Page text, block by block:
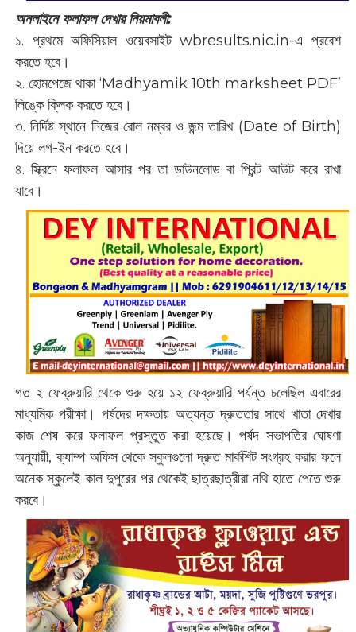
অনলাইনে ফলাফল দেখার নিয়মাবলী:
১. প্রথমে অফিসিয়াল ওয়েবসাইট wbresults.nic.in-এ প্রবেশ
করতে হবে।
২. হোমপেজে থাকা ‘Madhyamik 10th marksheet PDF’
লিঙ্কে ক্লিক করতে হবে।
৩. নির্দিষ্ট স্থানে নিজের রোল নম্বর ও জন্ম তারিখ (Date of Birth)
দিয়ে লগ-ইন করতে হবে।
৪. স্ক্রিনে ফলাফল আসার পর তা ডাউনলোড বা প্রিন্ট আউট করে রাখা
যাবে।
গত ২ ফেব্রুয়ারি থেকে শুরু হয়ে ১২ ফেব্রুয়ারি পর্যন্ত চলেছিল এবারের
মাধ্যমিক পরীক্ষা। পর্ষদের দক্ষতায় অত্যন্ত দ্রুততার সাথে খাতা দেখার
কাজ শেষ করে ফলাফল প্রস্তুত করা হয়েছে। পর্ষদ সভাপতির ঘোষণা
অনুযায়ী, ক্যাম্প অফিস থেকে স্কুলগুলো দ্রুত মার্কশিট সংগ্রহ করার ফলে
অনেক স্কুলেই কাল দুপুরের পর থেকেই ছাত্রছাত্রীরা নথি হাতে পেতে শুরু
করবে।